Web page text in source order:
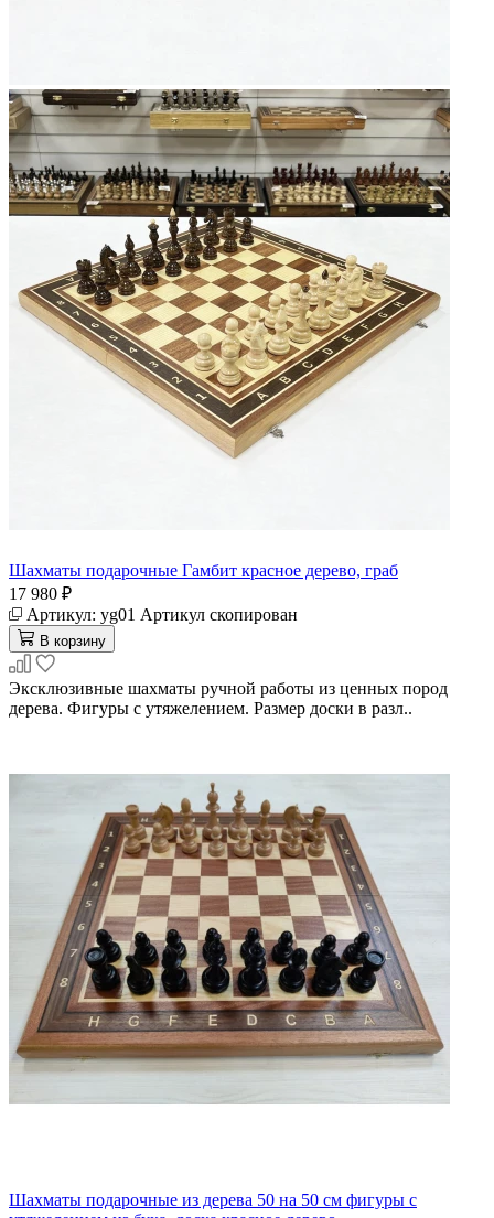
Шахматы подарочные Гамбит красное дерево, граб
17 980 ₽
Артикул: yg01 Артикул скопирован
В корзину
Эксклюзивные шахматы ручной работы из ценных пород
дерева. Фигуры с утяжелением. Размер доски в разл..
Шахматы подарочные из дерева 50 на 50 см фигуры с